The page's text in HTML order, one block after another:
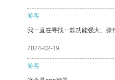
游客
我一直在寻找一款功能强大、操
2024-02-19
游客